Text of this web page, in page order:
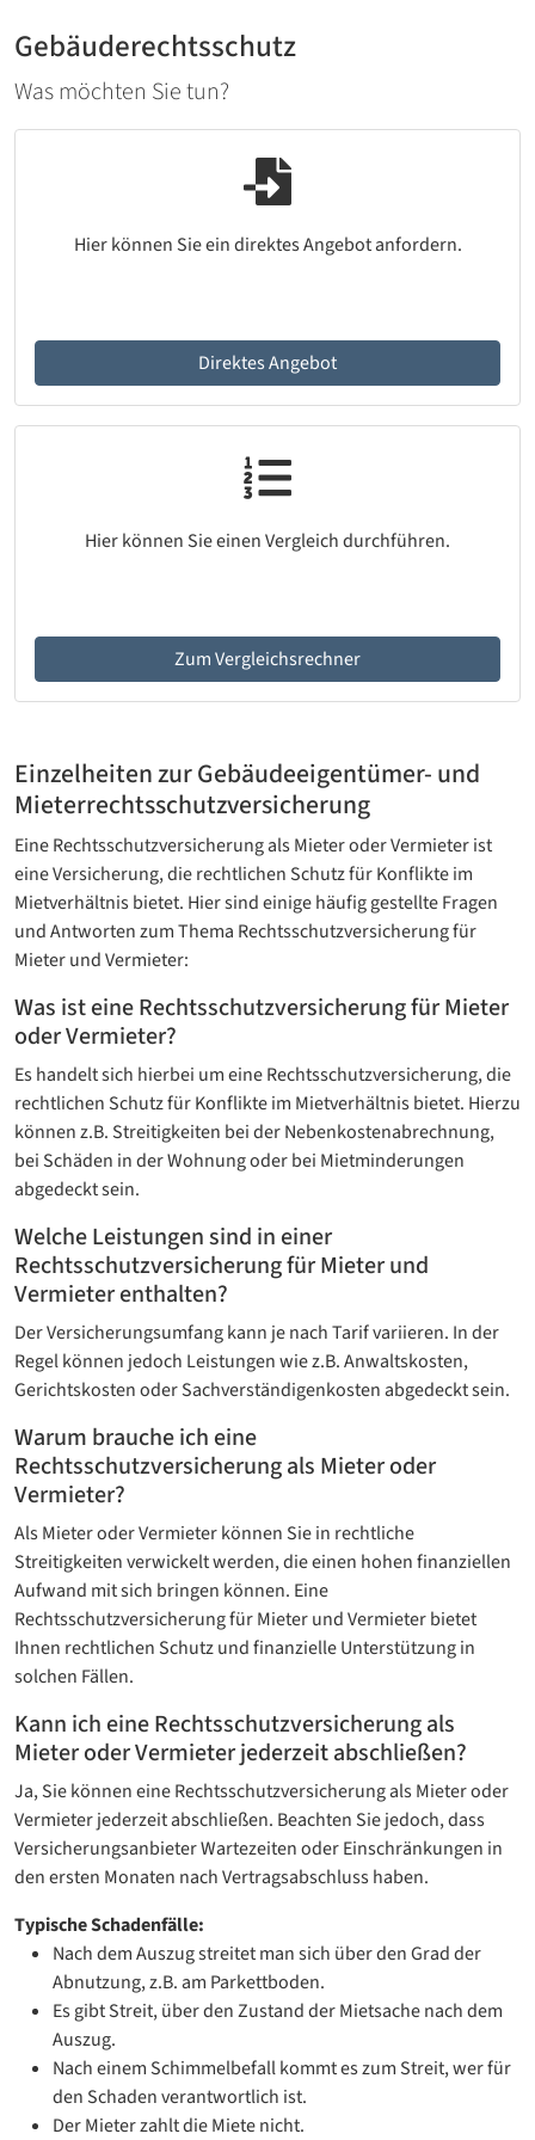
Gebäuderechtsschutz
Was möchten Sie tun?
Hier können Sie ein direktes Angebot anfordern.
Direktes Angebot
Hier können Sie einen Vergleich durchführen.
Zum Vergleichsrechner
Einzelheiten zur Gebäudeeigentümer- und
Mieterrechts­schutzversicherung
Eine Rechtsschutzversicherung als Mieter oder Vermieter ist
eine Versicherung, die rechtlichen Schutz für Konflikte im
Mietverhältnis bietet. Hier sind einige häufig gestellte Fragen
und Antworten zum Thema Rechtsschutzversicherung für
Mieter und Vermieter:
Was ist eine Rechtsschutzversicherung für Mieter
oder Vermieter?
Es handelt sich hierbei um eine Rechtsschutzversicherung, die
rechtlichen Schutz für Konflikte im Mietverhältnis bietet. Hierzu
können z.B. Streitigkeiten bei der Nebenkostenabrechnung,
bei Schäden in der Wohnung oder bei Mietminderungen
abgedeckt sein.
Welche Leistungen sind in einer
Rechtsschutzversicherung für Mieter und
Vermieter enthalten?
Der Versicherungsumfang kann je nach Tarif variieren. In der
Regel können jedoch Leistungen wie z.B. Anwaltskosten,
Gerichtskosten oder Sachverständigenkosten abgedeckt sein.
Warum brauche ich eine
Rechtsschutzversicherung als Mieter oder
Vermieter?
Als Mieter oder Vermieter können Sie in rechtliche
Streitigkeiten verwickelt werden, die einen hohen finanziellen
Aufwand mit sich bringen können. Eine
Rechtsschutzversicherung für Mieter und Vermieter bietet
Ihnen rechtlichen Schutz und finanzielle Unterstützung in
solchen Fällen.
Kann ich eine Rechtsschutzversicherung als
Mieter oder Vermieter jederzeit abschließen?
Ja, Sie können eine Rechtsschutzversicherung als Mieter oder
Vermieter jederzeit abschließen. Beachten Sie jedoch, dass
Versicherungsanbieter Wartezeiten oder Einschränkungen in
den ersten Monaten nach Vertragsabschluss haben.
Typische Schadenfälle:
Nach dem Auszug streitet man sich über den Grad der
Abnutzung, z.B. am Parkettboden.
Es gibt Streit, über den Zustand der Mietsache nach dem
Auszug.
Nach einem Schimmelbefall kommt es zum Streit, wer für
den Schaden verantwortlich ist.
Der Mieter zahlt die Miete nicht.